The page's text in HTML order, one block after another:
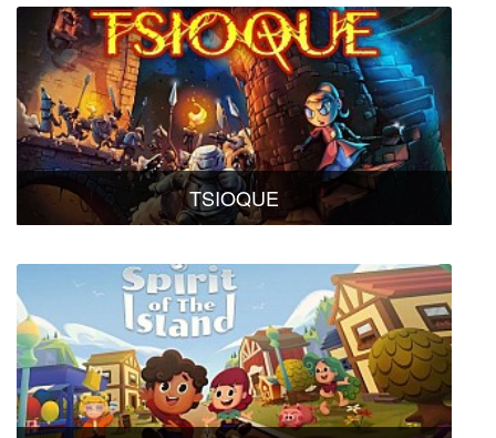
TSIOQUE